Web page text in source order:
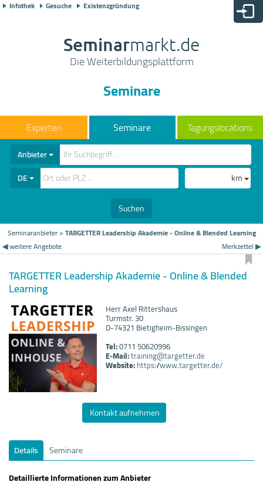
Infothek Gesuche Existenzgründung
Seminarmarkt.de
Die Weiterbildungsplattform
Seminare
Seminare Tagungslocations
Anbieter
DE
km
Suchen
Seminaranbieter>TARGETTER Leadership Akademie - Online & Blended Learning
◀ weitere Angebote
Merkzettel ▶
TARGETTER Leadership Akademie - Online & Blended
Learning
Herr Axel Rittershaus
Turmstr. 30
D-74321 Bietigheim-Bissingen
Tel:0711 50620996
E-Mail:training@targetter.de
Website:https://www.targetter.de/
Kontakt aufnehmen
Details
Seminare
Detaillierte Informationen zum Anbieter